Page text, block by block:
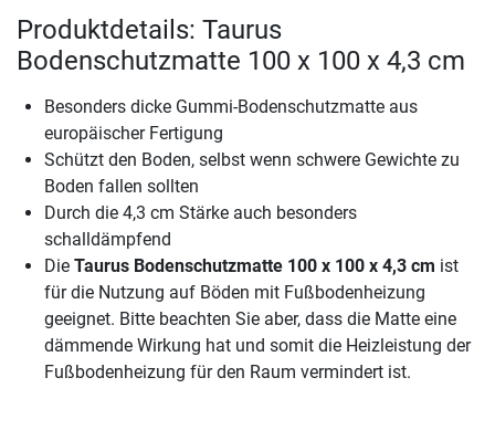
Produktdetails: Taurus
Bodenschutzmatte 100 x 100 x 4,3 cm
Besonders dicke Gummi-Bodenschutzmatte aus
europäischer Fertigung
Schützt den Boden, selbst wenn schwere Gewichte zu
Boden fallen sollten
Durch die 4,3 cm Stärke auch besonders
schalldämpfend
Die Taurus Bodenschutzmatte 100 x 100 x 4,3 cm ist
für die Nutzung auf Böden mit Fußbodenheizung
geeignet. Bitte beachten Sie aber, dass die Matte eine
dämmende Wirkung hat und somit die Heizleistung der
Fußbodenheizung für den Raum vermindert ist.